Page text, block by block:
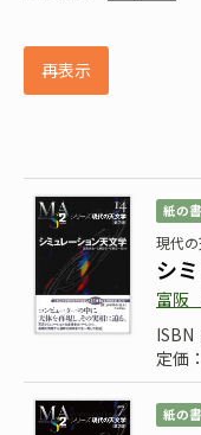
再表示
紙の
現代
シ
富阪
定価
紙の